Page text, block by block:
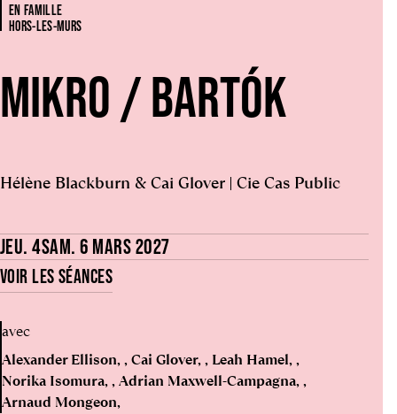
EN FAMILLE
HORS-LES-MURS
MIKRO / BARTÓK
Hélène Blackburn & Cai Glover | Cie Cas Public
JEU. 4SAM. 6 MARS 2027
VOIR LES SÉANCES
avec
Alexander Ellison
Cai Glover
Leah Hamel
Norika Isomura
Adrian Maxwell-Campagna
Arnaud Mongeon